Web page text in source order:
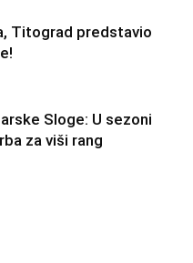
Titograd predstavio
Sloge: U sezoni
za viši rang